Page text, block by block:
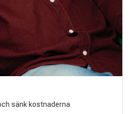
sänk kostnaderna